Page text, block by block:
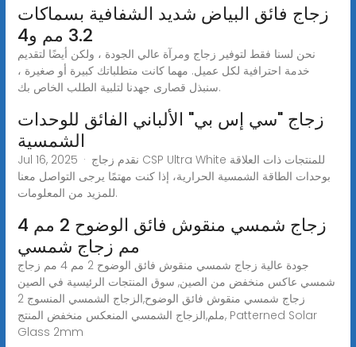
زجاج فائق البياض شديد الشفافية بسماكات
3.2 مم و4
نحن لسنا فقط لتوفير زجاج ومرآة عالي الجودة ، ولكن أيضًا لتقديم
خدمة احترافية لكل عميل. مهما كانت متطلباتك كبيرة أو صغيرة ،
سنبذل قصارى جهدنا لتلبية الطلب الخاص بك.
زجاج "سي إس بي" الألباني الفائق للوحدات
الشمسية
Jul 16, 2025 · نقدم زجاج CSP Ultra White للمنتجات ذات العلاقة
بوحدات الطاقة الشمسية الحرارية، إذا كنت مهتمًا يرجى التواصل معنا
للمزيد من المعلومات.
زجاج شمسي منقوش فائق الوضوح 2 مم 4
مم زجاج شمسي
جودة عالية زجاج شمسي منقوش فائق الوضوح 2 مم 4 مم زجاج
شمسي عاكس منخفض من الصين, سوق المنتجات الرئيسية في الصين
زجاج شمسي منقوش فائق الوضوح,الزجاج الشمسي المنسوج 2
ملم,الزجاج الشمسي المنعكس منخفض المنتج, Patterned Solar
Glass 2mm